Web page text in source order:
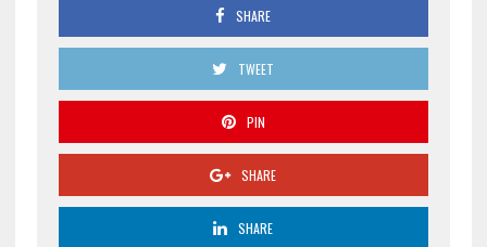
SHARE
TWEET
PIN
SHARE
SHARE